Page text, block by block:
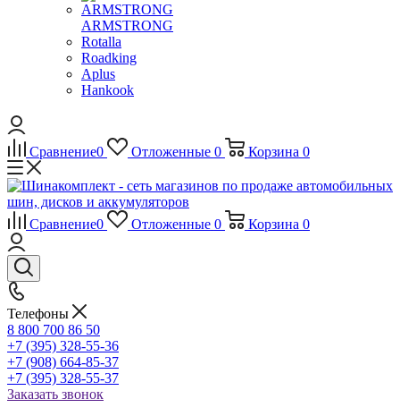
ARMSTRONG
Rotalla
Roadking
Aplus
Hankook
Сравнение0 Отложенные 0 Корзина 0
Сравнение0 Отложенные 0 Корзина 0
Телефоны
8 800 700 86 50
+7 (395) 328-55-36
+7 (908) 664-85-37
+7 (395) 328-55-37
Заказать звонок